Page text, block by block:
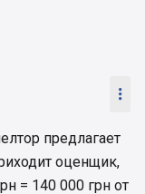

предлагает
оценщик,
= 140 000 грн от